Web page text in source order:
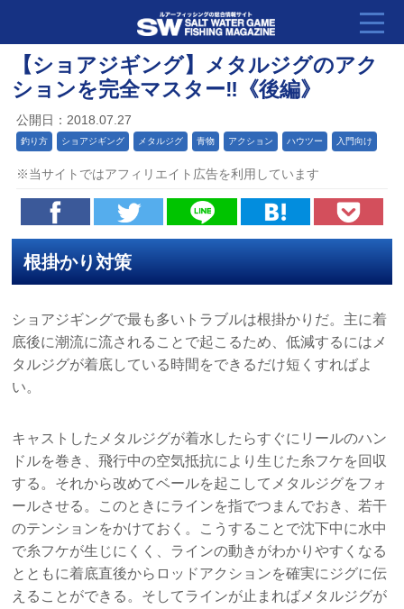
【ショアジギング】メタルジグのアク
ションを完全マスター‼《後編》
公開日：2018.07.27
釣り方 ショアジギング メタルジグ 青物 アクション ハウツー 入門向け
※当サイトではアフィリエイト広告を利用しています
根掛かり対策
ショアジギングで最も多いトラブルは根掛かりだ。主に着
底後に潮流に流されることで起こるため、低減するにはメ
タルジグが着底している時間をできるだけ短くすればよ
い。
キャストしたメタルジグが着水したらすぐにリールのハン
ドルを巻き、飛行中の空気抵抗により生じた糸フケを回収
する。それから改めてベールを起こしてメタルジグをフォ
ールさせる。このときにラインを指でつまんでおき、若干
のテンションをかけておく。こうすることで沈下中に水中
で糸フケが生じにくく、ラインの動きがわかりやすくなる
とともに着底直後からロッドアクションを確実にジグに伝
えることができる。そしてラインが止まればメタルジグが